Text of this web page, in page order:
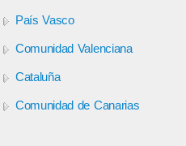
País Vasco
Comunidad Valenciana
Cataluña
Comunidad de Canarias